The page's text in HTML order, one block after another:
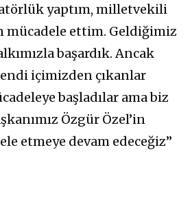
yaptım, milletvekili
mücadele ettim. Geldiğimiz
başardık. Ancak
içimizden çıkanlar
başladılar ama biz
Özgür Özel’in
etmeye devam edeceğiz”